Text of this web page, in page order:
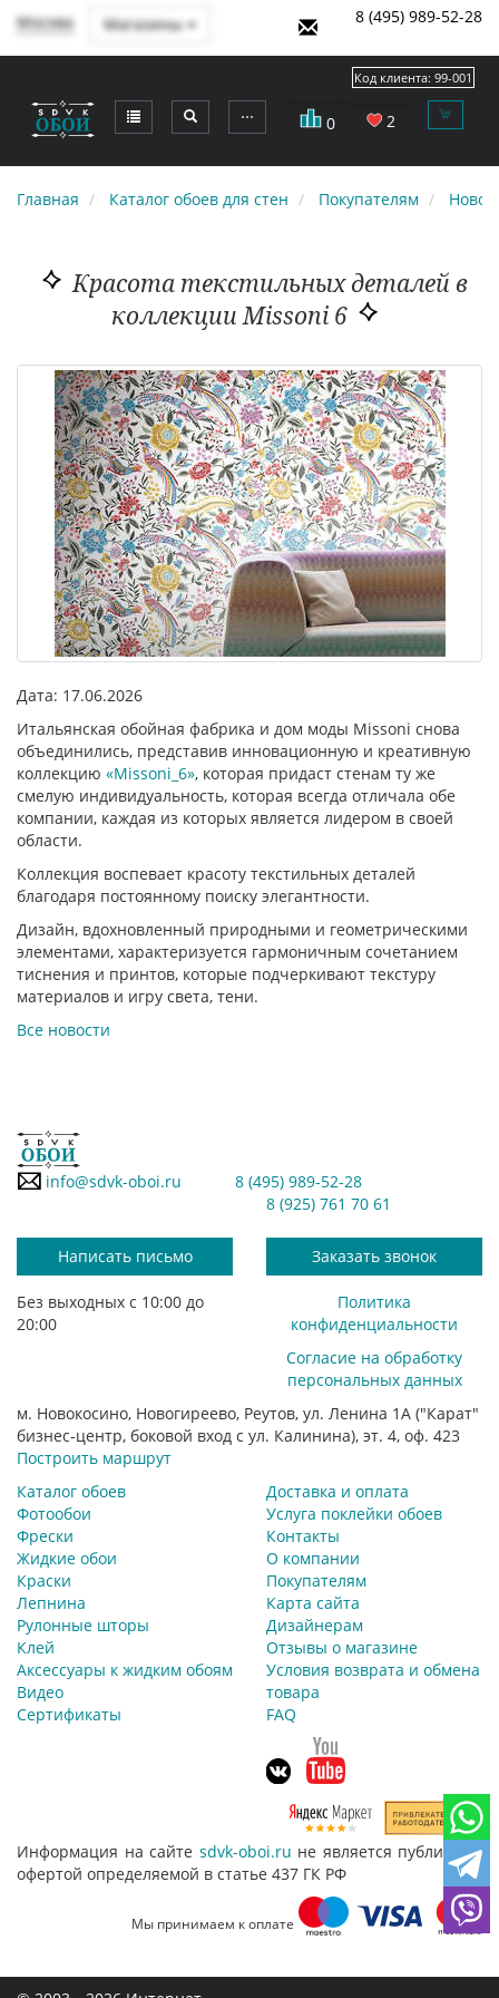
Москва Магазины 8 (495) 989-52-28
⋯ 0 2
Код клиента: 99-001
Главная Каталог обоев для стен Покупателям
Красота текстильных деталей в
коллекции Missoni 6
Дата: 17.06.2026
Итальянская обойная фабрика и дом моды Missoni снова
объединились, представив инновационную и креативную
коллекцию «Missoni_6», которая придаст стенам ту же
смелую индивидуальность, которая всегда отличала обе
компании, каждая из которых является лидером в своей
области.
Коллекция воспевает красоту текстильных деталей
благодаря постоянному поиску элегантности.
Дизайн, вдохновленный природными и геометрическими
элементами, характеризуется гармоничным сочетанием
тиснения и принтов, которые подчеркивают текстуру
материалов и игру света, тени.
Все новости
info@sdvk-oboi.ru
8 (495) 989-52-28
8 (925) 761 70 61
Написать письмо Заказать звонок
Без выходных с 10:00 до
20:00
Политика
конфиденциальности
Согласие на обработку
персональных данных
м. Новокосино, Новогиреево, Реутов, ул. Ленина 1А ("Карат"
бизнес-центр, боковой вход с ул. Калинина), эт. 4, оф. 423
Построить маршрут
Каталог обоев
Фотообои
Фрески
Жидкие обои
Краски
Лепнина
Рулонные шторы
Клей
Аксессуары к жидким обоям
Видео
Сертификаты
Доставка и оплата
Услуга поклейки обоев
Контакты
О компании
Покупателям
Карта сайта
Дизайнерам
Отзывы о магазине
Условия возврата и обмена
товара
FAQ
Информация на сайте sdvk-oboi.ru не является публичной
офертой определяемой в статье 437 ГК РФ
Мы принимаем к оплате